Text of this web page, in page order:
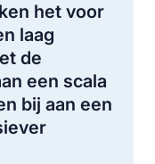
het voor
laag
de
een scala
bij aan een